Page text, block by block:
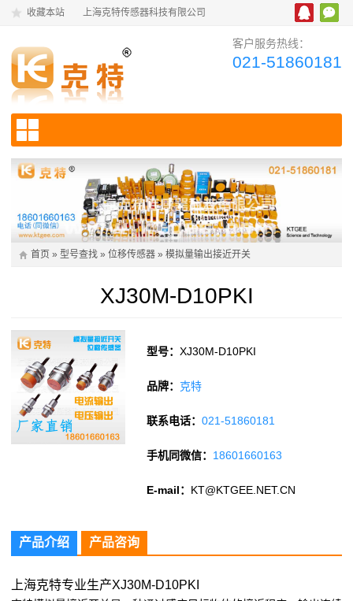
收藏本站 上海克特传感器科技有限公司
客户服务热线：
021-51860181
首页 » 型号查找 » 位移传感器 » 模拟量输出接近开关
XJ30M-D10PKI
型号：XJ30M-D10PKI
品牌： 克特
联系电话：021-51860181
手机同微信： 18601660163
E-mail： KT@KTGEE.NET.CN
产品介绍 产品咨询
上海克特专业生产XJ30M-D10PKI